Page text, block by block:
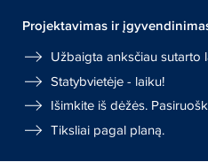
Projektavimas ir
Užbaigta anksčiau sutarto
Statybvietėje - laiku!
Išimkite iš dėžės.
Tiksliai pagal planą.